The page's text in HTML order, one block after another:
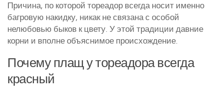
Причина, по которой тореадор всегда носит именно
багровую накидку, никак не связана с особой
нелюбовью быков к цвету. У этой традиции давние
корни и вполне объяснимое происхождение.
Почему плащ у тореадора всегда
красный